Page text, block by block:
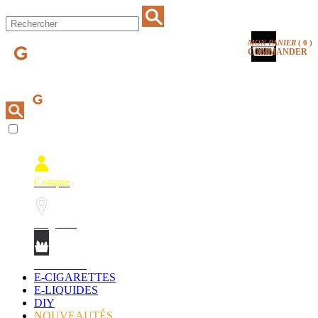
MON PANIER ( 0 )
COMMANDER
Compte
E-CIGARETTES
E-LIQUIDES
DIY
NOUVEAUTÉS